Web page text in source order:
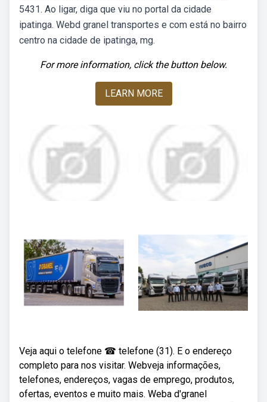
5431. Ao ligar, diga que viu no portal da cidade
ipatinga. Webd granel transportes e com está no bairro
centro na cidade de ipatinga, mg.
For more information, click the button below.
LEARN MORE
Veja aqui o telefone ☎ telefone (31). E o endereço
completo para nos visitar. Webveja informações,
telefones, endereços, vagas de emprego, produtos,
ofertas, eventos e muito mais. Weba d'granel